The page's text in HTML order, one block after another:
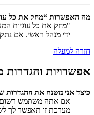
מה האפשרות “מחק את כל
ידי מנהל ראשי. אם
חזרה למעלה
אפשרויות
כיצד אני משנה את ההגדרות
אם אתה משתמש רשום,
מערכת זו תאפשר לך